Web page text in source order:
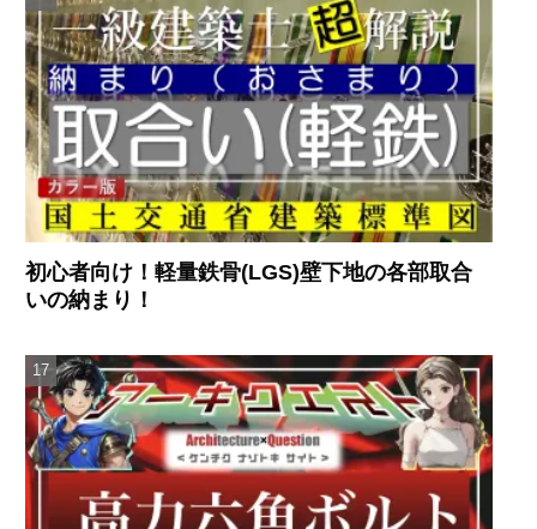
初心者向け！軽量鉄骨(LGS)壁下地の各部取合
いの納まり！